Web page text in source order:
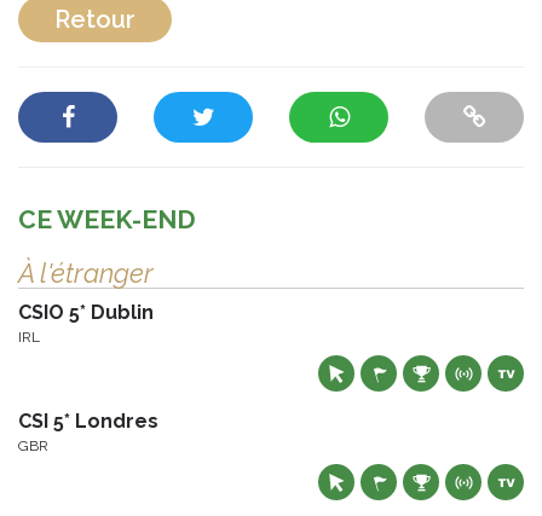
Retour
CE WEEK-END
À l'étranger
CSIO 5* Dublin
IRL
CSI 5* Londres
GBR